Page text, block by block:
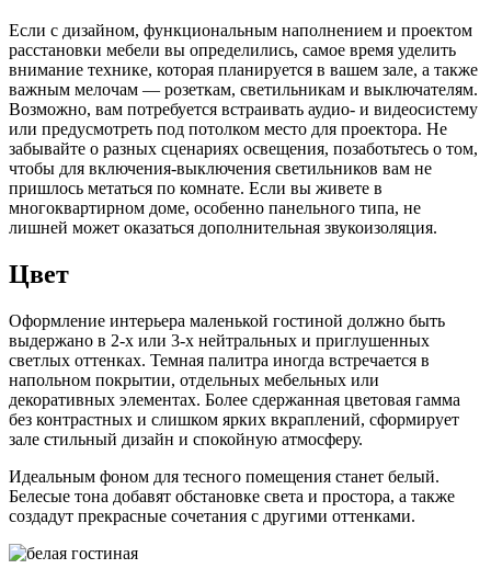
Если с дизайном, функциональным наполнением и проектом
расстановки мебели вы определились, самое время уделить
внимание технике, которая планируется в вашем зале, а также
важным мелочам — розеткам, светильникам и выключателям.
Возможно, вам потребуется встраивать аудио- и видеосистему
или предусмотреть под потолком место для проектора. Не
забывайте о разных сценариях освещения, позаботьтесь о том,
чтобы для включения-выключения светильников вам не
пришлось метаться по комнате. Если вы живете в
многоквартирном доме, особенно панельного типа, не
лишней может оказаться дополнительная звукоизоляция.
Цвет
Оформление интерьера маленькой гостиной должно быть
выдержано в 2-х или 3-х нейтральных и приглушенных
светлых оттенках. Темная палитра иногда встречается в
напольном покрытии, отдельных мебельных или
декоративных элементах. Более сдержанная цветовая гамма
без контрастных и слишком ярких вкраплений, сформирует
зале стильный дизайн и спокойную атмосферу.
Идеальным фоном для тесного помещения станет белый.
Белесые тона добавят обстановке света и простора, а также
создадут прекрасные сочетания с другими оттенками.